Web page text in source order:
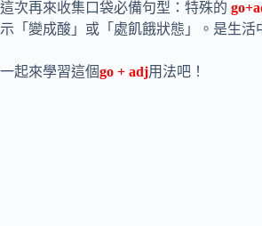
這次再來收集口袋必備句型：特殊的
示「變成酸」或「處飢餓狀態」。是生活
一起來學習這個go + adj用法吧！